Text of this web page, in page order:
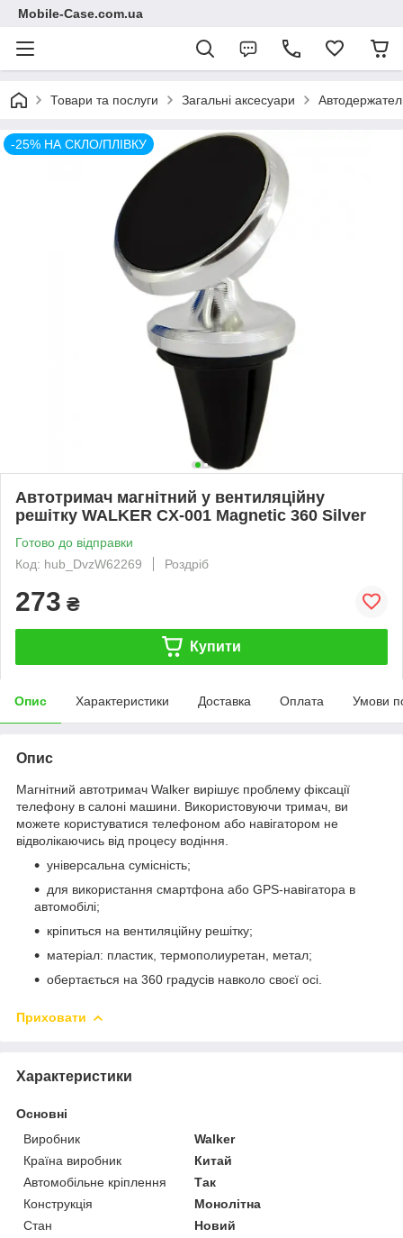
Mobile-Case.com.ua
Товари та послуги Загальні аксесуари
-25% НА СКЛО/ПЛІВКУ
Автотримач магнітний у вентиляційну
решітку WALKER CX-001 Magnetic 360 Silver
Готово до відправки
Код: hub_DvzW62269
Роздріб
273 ₴
Купити
Опис Характеристики Доставка Оплата Умови
Опис
Магнітний автотримач Walker вирішує проблему фіксації
телефону в салоні машини. Використовуючи тримач, ви
можете користуватися телефоном або навігатором не
відволікаючись від процесу водіння.
універсальна сумісність;
для використання смартфона або GPS-навігатора в
автомобілі;
кріпиться на вентиляційну решітку;
матеріал: пластик, термополиуретан, метал;
обертається на 360 градусів навколо своєї осі.
Приховати
Характеристики
Основні
Виробник
Walker
Країна виробник
Китай
Автомобільне кріплення
Так
Конструкція
Монолітна
Стан
Новий